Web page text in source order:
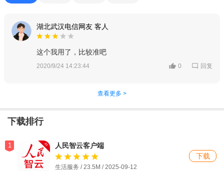
湖北武汉电信网友 客人
这个我用了，比较准吧
2020/9/24 14:23:44 0 回复
查看更多 >
下载排行
1 人民智云客户端
生活服务 / 23.5M / 2025-09-12
下载